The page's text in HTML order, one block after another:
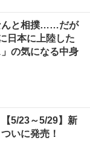
んと相撲……だが
日本に上陸した
」の気になる中身
5/23～5/29】新
いに発売！